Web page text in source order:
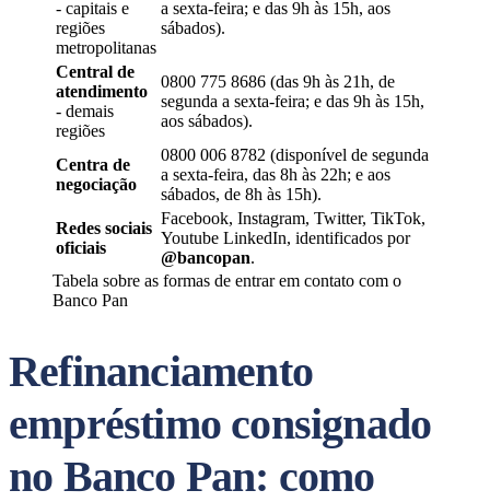
- capitais e
regiões
metropolitanas
a sexta-feira; e das 9h às 15h, aos
sábados).
Central de
atendimento
- demais
regiões
0800 775 8686 (das 9h às 21h, de
segunda a sexta-feira; e das 9h às 15h,
aos sábados).
Centra de
negociação
0800 006 8782 (disponível de segunda
a sexta-feira, das 8h às 22h; e aos
sábados, de 8h às 15h).
Redes sociais
oficiais
Facebook, Instagram, Twitter, TikTok,
Youtube LinkedIn, identificados por
@bancopan.
Tabela sobre as formas de entrar em contato com o
Banco Pan
Refinanciamento
empréstimo consignado
no Banco Pan: como